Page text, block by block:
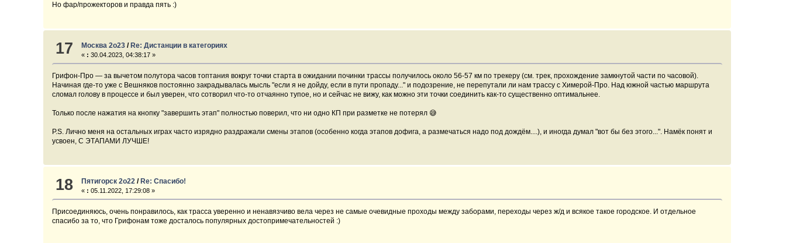
Но фар/прожекторов и правда пять :)
17 Москва 2о23/Re: Дистанции в категориях
« : 30.04.2023, 04:38:17 »
Грифон-Про — за вычетом полутора часов топтания вокруг точки старта в ожидании починки трассы получилось около 56-57 км по трекеру (см. трек, прохождение замкнутой части по часовой).
Начиная где-то уже с Вешняков постоянно закрадывалась мысль "если я не дойду, если в пути пропаду..." и подозрение, не перепутали ли нам трассу с Химерой-Про. Над южной частью маршрута
сломал голову в процессе и был уверен, что сотворил что-то отчаянно тупое, но и сейчас не вижу, как можно эти точки соединить как-то существенно оптимальнее.
Только после нажатия на кнопку "завершить этап" полностью поверил, что ни одно КП при разметке не потерял 😅
P.S. Лично меня на остальных играх часто изрядно раздражали смены этапов (особенно когда этапов дофига, а размечаться надо под дождём....), и иногда думал "вот бы без этого...". Намёк понят и
усвоен, С ЭТАПАМИ ЛУЧШЕ!
18 Пятигорск 2о22/ Re: Спасибо!
« : 05.11.2022, 17:29:08 »
Присоединяюсь, очень понравилось, как трасса уверенно и ненавязчиво вела через не самые очевидные проходы между заборами, переходы через ж/д и всякое такое городское. И отдельное
спасибо за то, что Грифонам тоже досталось популярных достопримечательностей :)